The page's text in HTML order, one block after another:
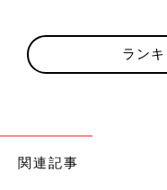
がないので、動画や写真
すね◎
ラン
関連記事